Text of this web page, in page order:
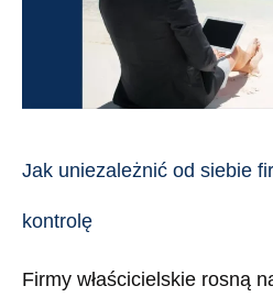
Jak uniezależnić od siebie
kontrolę
Firmy właścicielskie rosną
zachowując